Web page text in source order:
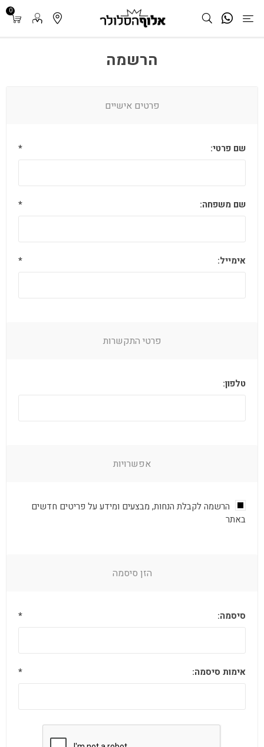
0
הרשמה
פרטים אישיים
שם פרטי: *
שם משפחה: *
אימייל: *
פרטי התקשרות
טלפון:
אפשרויות
הרשמה לקבלת הנחות, מבצעים ומידע על פריטים חדשים
באתר
הזן סיסמה
סיסמה: *
אימות סיסמה: *